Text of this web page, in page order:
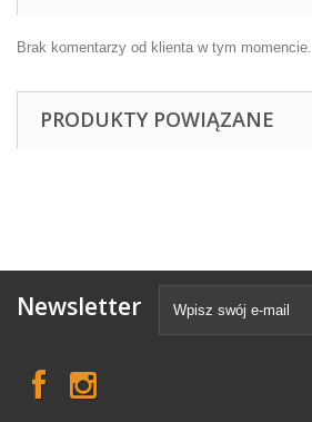
Brak komentarzy od klienta w tym momencie.
PRODUKTY POWIĄZANE
Newsletter